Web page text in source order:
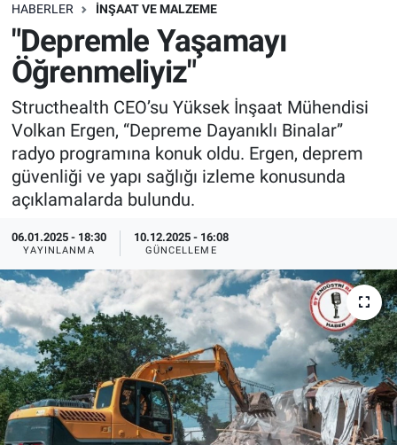
HABERLER İNŞAAT VE MALZEME
"Depremle Yaşamayı
Öğrenmeliyiz"
Structhealth CEO’su Yüksek İnşaat Mühendisi
Volkan Ergen, “Depreme Dayanıklı Binalar”
radyo programına konuk oldu. Ergen, deprem
güvenliği ve yapı sağlığı izleme konusunda
açıklamalarda bulundu.
06.01.2025 - 18:30
YAYINLANMA
10.12.2025 - 16:08
GÜNCELLEME
Depolama Çözümleri
İnşaat ve Malzeme
HaberOrtak
EndüstriST
Enerjisini Üreten Fabrikalar
Endüstri 4.0 Uygulamaları
Ağır Sanayi Çözümleri